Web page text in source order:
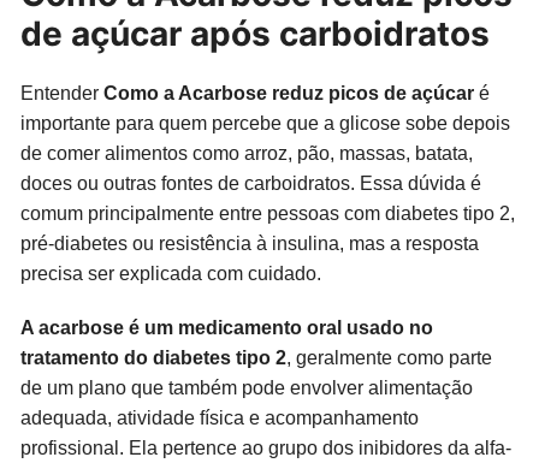
de açúcar após carboidratos
EntenderComo a Acarbose reduz picos de açúcar é
importante para quem percebe que a glicose sobe depois
de comer alimentos como arroz, pão, massas, batata,
doces ou outras fontes de carboidratos. Essa dúvida é
comum principalmente entre pessoas com diabetes tipo 2,
pré-diabetes ou resistência à insulina, mas a resposta
precisa ser explicada com cuidado.
A acarbose é um medicamento oral usado no
tratamento do diabetes tipo 2, geralmente como parte
de um plano que também pode envolver alimentação
adequada, atividade física e acompanhamento
profissional. Ela pertence ao grupo dos inibidores da alfa-